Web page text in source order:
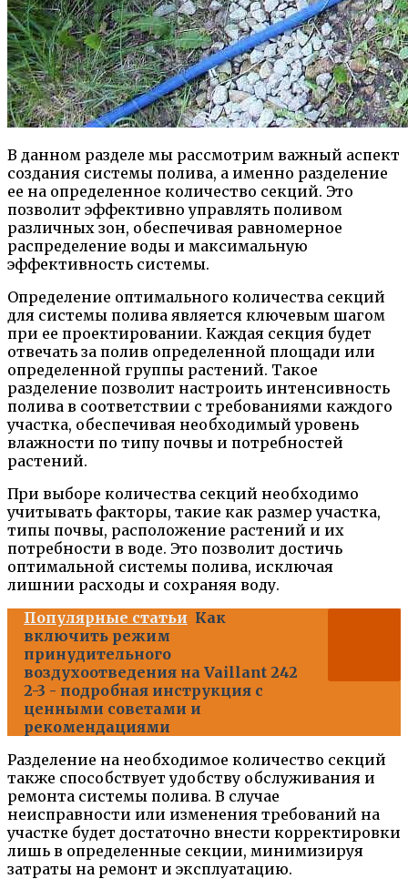
В данном разделе мы рассмотрим важный аспект
создания системы полива, а именно разделение
ее на определенное количество секций. Это
позволит эффективно управлять поливом
различных зон, обеспечивая равномерное
распределение воды и максимальную
эффективность системы.
Определение оптимального количества секций
для системы полива является ключевым шагом
при ее проектировании. Каждая секция будет
отвечать за полив определенной площади или
определенной группы растений. Такое
разделение позволит настроить интенсивность
полива в соответствии с требованиями каждого
участка, обеспечивая необходимый уровень
влажности по типу почвы и потребностей
растений.
При выборе количества секций необходимо
учитывать факторы, такие как размер участка,
типы почвы, расположение растений и их
потребности в воде. Это позволит достичь
оптимальной системы полива, исключая
лишнии расходы и сохраняя воду.
Популярные статьи Как
включить режим
принудительного
воздухоотведения на Vaillant 242
2-3 - подробная инструкция с
ценными советами и
рекомендациями
Разделение на необходимое количество секций
также способствует удобству обслуживания и
ремонта системы полива. В случае
неисправности или изменения требований на
участке будет достаточно внести корректировки
лишь в определенные секции, минимизируя
затраты на ремонт и эксплуатацию.